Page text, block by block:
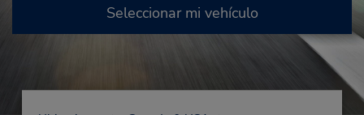
Seleccionar mi vehículo